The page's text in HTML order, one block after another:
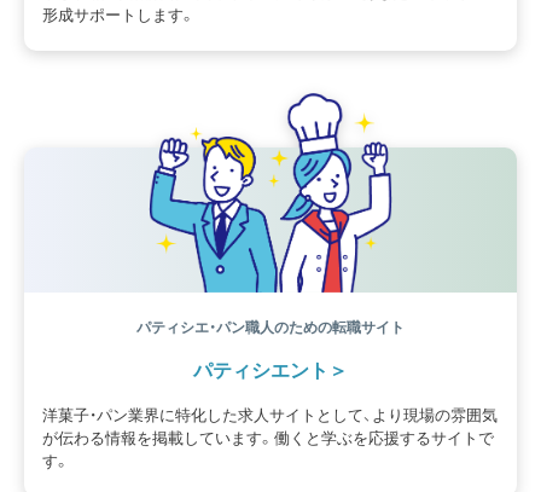
形成サポートします。
パティシエ・パン職人のための転職サイト
パティシエント
洋菓子・パン業界に特化した求人サイトとして、より現場の雰囲気
が伝わる情報を掲載しています。働くと学ぶを応援するサイトで
す。